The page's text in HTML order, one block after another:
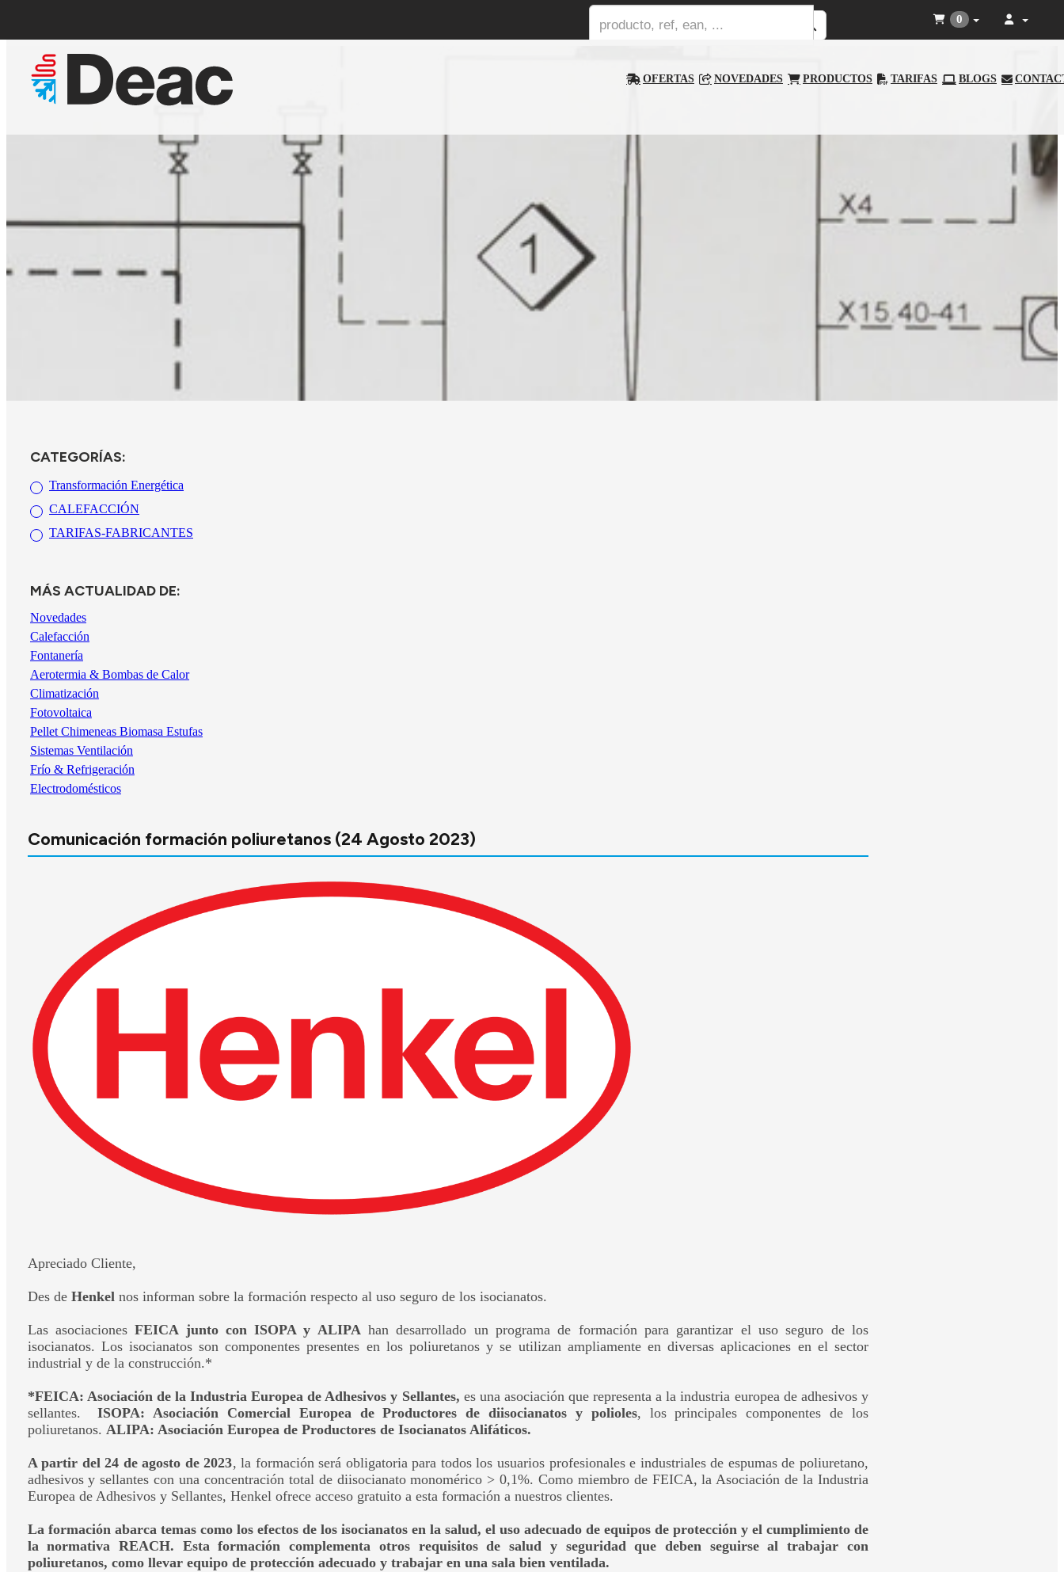
OFERTAS NOVEDADES PRODUCTOS TARIFAS BLOGS
0
CATEGORÍAS:
Transformación Energética
CALEFACCIÓN
TARIFAS-FABRICANTES
MÁS ACTUALIDAD DE:
Novedades
Calefacción
Fontanería
Aerotermia & Bombas de Calor
Climatización
Fotovoltaica
Pellet Chimeneas Biomasa Estufas
Sistemas Ventilación
Frío & Refrigeración
Electrodomésticos
Comunicación formación poliuretanos (24 Agosto 2023)
Apreciado Cliente,
Des de Henkelnos informan sobre la formación respecto al uso seguro de los isocianatos.
Las asociacionesFEICA junto con ISOPA y ALIPAhan desarrollado un programa de formación para garantizar el uso seguro de los
isocianatos. Los isocianatos son componentes presentes en los poliuretanos y se utilizan ampliamente en diversas aplicaciones en el sector
industrial y de la construcción.*
*FEICA: Asociación de la Industria Europea de Adhesivos y Sellantes, es una asociación que representa a la industria europea de adhesivos y
sellantes.ISOPA: Asociación Comercial Europea de Productores de diisocianatos y polioles, los principales componentes de los
poliuretanos. ALIPA: Asociación Europea de Productores de Isocianatos Alifáticos.
A partir del 24 de agosto de 2023, la formación será obligatoria para todos los usuarios profesionales e industriales de espumas de poliuretano,
adhesivos y sellantes con una concentración total de diisocianato monomérico > 0,1%. Como miembro de FEICA, la Asociación de la Industria
Europea de Adhesivos y Sellantes, Henkel ofrece acceso gratuito a esta formación a nuestros clientes.
La formación abarca temas como los efectos de los isocianatos en la salud, el uso adecuado de equipos de protección y el cumplimiento de
la normativa REACH. Esta formación complementa otros requisitos de salud y seguridad que deben seguirse al trabajar con
poliuretanos, como llevar equipo de protección adecuado y trabajar en una sala bien ventilada.